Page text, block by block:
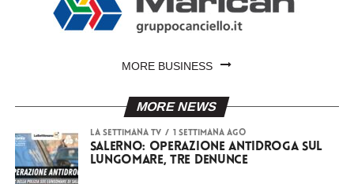
MORE BUSINESS
MORE NEWS
LA SETTIMANA TV 1 settimana ago
Salerno: operazione antidroga sul
lungomare, tre denunce